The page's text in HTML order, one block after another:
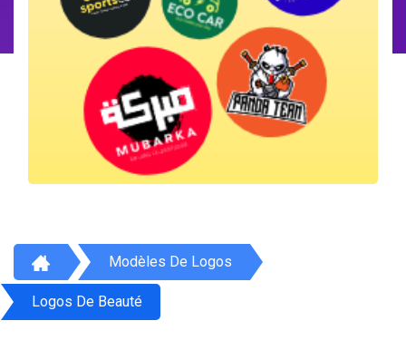
Modèles De Logos
Logos De Beauté